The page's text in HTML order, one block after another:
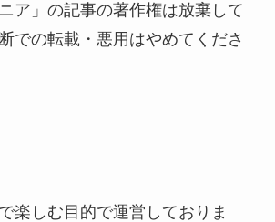
ア」の記事の著作権は放棄して
での転載・悪用はやめてくださ
楽しむ目的で運営しておりま